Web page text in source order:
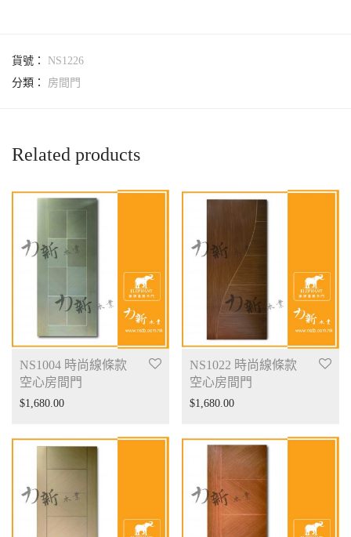
貨號： NS1226
分類： 房間門
Related products
NS1004 時尚線條款
空心房間門
$1,680.00
NS1022 時尚線條款
空心房間門
$1,680.00